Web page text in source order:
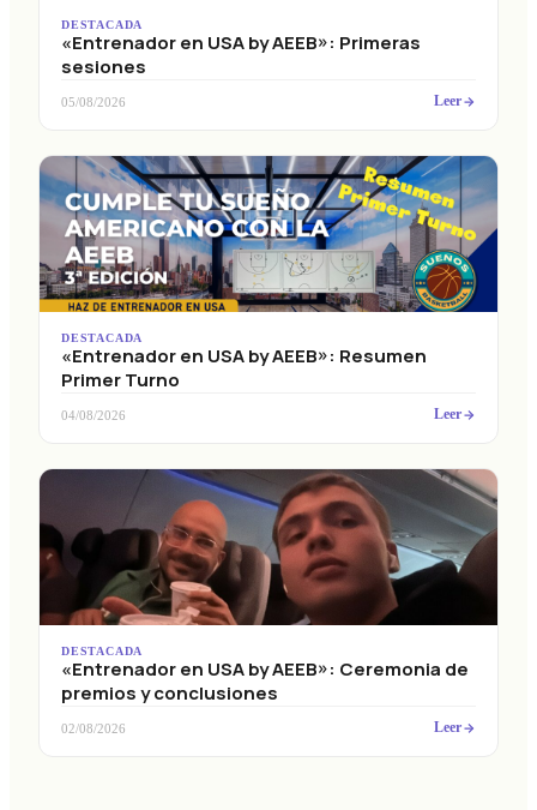
DESTACADA
«Entrenador en USA by AEEB»: Primeras
sesiones
05/08/2026 Leer
DESTACADA
«Entrenador en USA by AEEB»: Resumen
Primer Turno
04/08/2026 Leer
DESTACADA
«Entrenador en USA by AEEB»: Ceremonia de
premios y conclusiones
02/08/2026 Leer